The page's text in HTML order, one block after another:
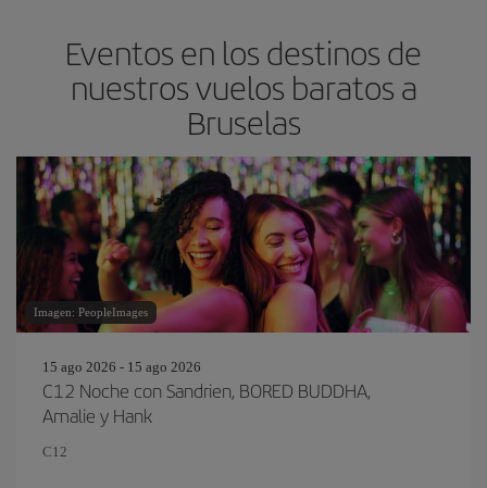
Eventos en los destinos de
nuestros vuelos baratos a
Bruselas
Imagen: PeopleImages
15 ago 2026 - 15 ago 2026
C12 Noche con Sandrien, BORED BUDDHA,
Amalie y Hank
C12